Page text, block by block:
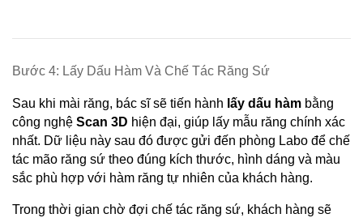
Bước 4: Lấy Dấu Hàm Và Chế Tác Răng Sứ
Sau khi mài răng, bác sĩ sẽ tiến hành lấy dấu hàm bằng
công nghệ Scan 3D hiện đại, giúp lấy mẫu răng chính xác
nhất. Dữ liệu này sau đó được gửi đến phòng Labo để chế
tác mão răng sứ theo đúng kích thước, hình dáng và màu
sắc phù hợp với hàm răng tự nhiên của khách hàng.
Trong thời gian chờ đợi chế tác răng sứ, khách hàng sẽ